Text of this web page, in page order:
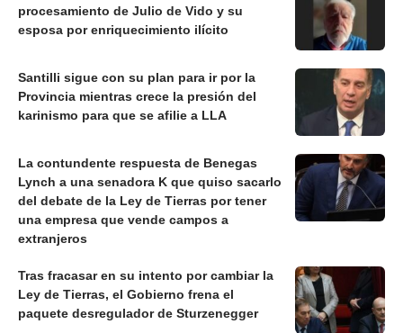
procesamiento de Julio de Vido y su
esposa por enriquecimiento ilícito
Santilli sigue con su plan para ir por la
Provincia mientras crece la presión del
karinismo para que se afilie a LLA
La contundente respuesta de Benegas
Lynch a una senadora K que quiso sacarlo
del debate de la Ley de Tierras por tener
una empresa que vende campos a
extranjeros
Tras fracasar en su intento por cambiar la
Ley de Tierras, el Gobierno frena el
paquete desregulador de Sturzenegger